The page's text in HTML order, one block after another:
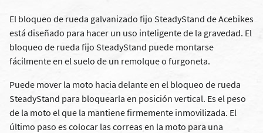
El bloqueo de rueda galvanizado fijo SteadyStand de Acebikes
está diseñado para hacer un uso inteligente de la gravedad. El
bloqueo de rueda fijo SteadyStand puede montarse
fácilmente en el suelo de un remolque o furgoneta.
Puede mover la moto hacia delante en el bloqueo de rueda
SteadyStand para bloquearla en posición vertical. Es el peso
de la moto el que la mantiene firmemente inmovilizada. El
último paso es colocar las correas en la moto para una